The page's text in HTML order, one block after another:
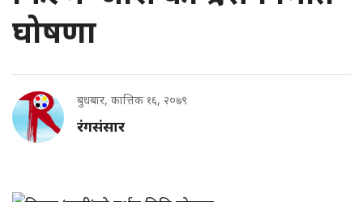
घोषणा
बुधबार, कात्तिक १६, २०७९
रंगसंसार